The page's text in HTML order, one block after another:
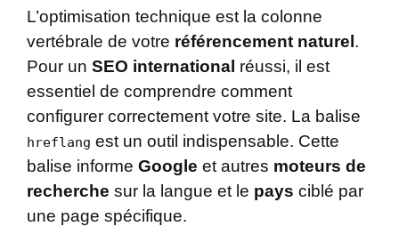
L’optimisation technique est la colonne
vertébrale de votre référencement naturel .
Pour un SEO international réussi, il est
essentiel de comprendre comment
configurer correctement votre site. La balise
hreflang est un outil indispensable. Cette
balise informe Google et autres moteurs de
recherche sur la langue et le pays ciblé par
une page spécifique.